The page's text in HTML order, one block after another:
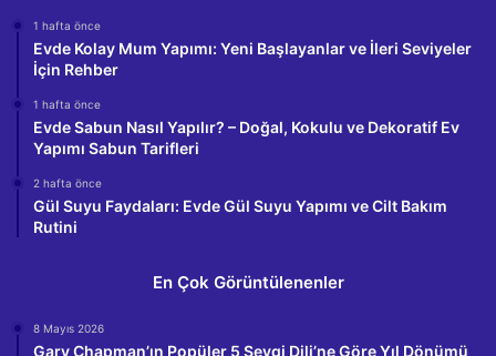
1 hafta önce
Evde Kolay Mum Yapımı: Yeni Başlayanlar ve İleri Seviyeler
İçin Rehber
1 hafta önce
Evde Sabun Nasıl Yapılır? – Doğal, Kokulu ve Dekoratif Ev
Yapımı Sabun Tarifleri
2 hafta önce
Gül Suyu Faydaları: Evde Gül Suyu Yapımı ve Cilt Bakım
Rutini
En Çok Görüntülenenler
8 Mayıs 2026
Gary Chapman’ın Popüler 5 Sevgi Dili’ne Göre Yıl Dönümü